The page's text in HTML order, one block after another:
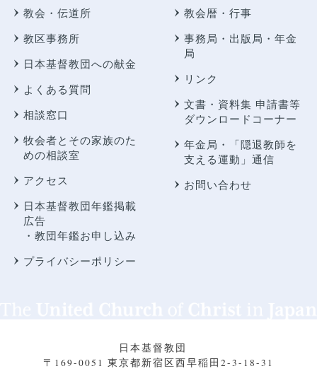
教会・伝道所
教区事務所
日本基督教団への献金
よくある質問
相談窓口
牧会者とその家族のた
めの相談室
アクセス
日本基督教団年鑑掲載
広告
・教団年鑑お申し込み
プライバシーポリシー
教会暦・行事
事務局・出版局・年金
局
リンク
文書・資料集 申請書等
ダウンロードコーナー
年金局・
「隠退教師を
支える運動」通信
お問い合わせ
日本基督教団
〒169-0051 東京都新宿区西早稲田2-3-18-31